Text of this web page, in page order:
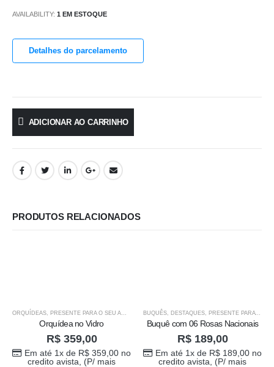
AVAILABILITY: 1 EM ESTOQUE
Detalhes do parcelamento
ADICIONAR AO CARRINHO
PRODUTOS RELACIONADOS
ORQUÍDEAS, PRESENTE PARA O SEU AMOR
Orquídea no Vidro
R$359,00
Em até 1x de R$359,00no
credito avista, (P/ mais
BUQUÊS, DESTAQUES, PRESENTE PARA O SEU AMOR
Buquê com 06 Rosas Nacionais
R$189,00
Em até 1x de R$189,00no
credito avista, (P/ mais